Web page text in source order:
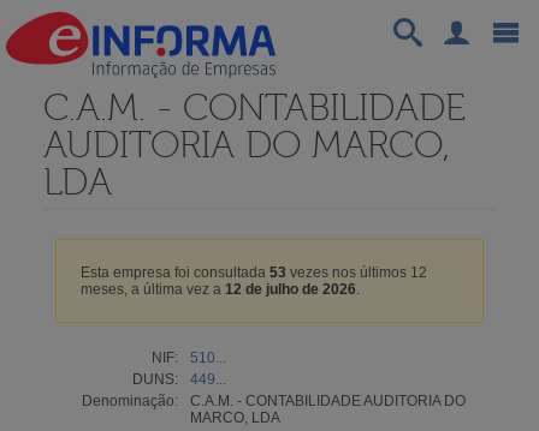
C.A.M. - CONTABILIDADE
AUDITORIA DO MARCO,
LDA
Esta empresa foi consultada 53 vezes nos últimos 12
meses, a última vez a 12 de julho de 2026.
NIF:
510...
DUNS:
449...
Denominação:
C.A.M. - CONTABILIDADE AUDITORIA DO
MARCO, LDA